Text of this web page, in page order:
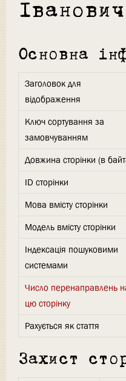
Основна
Заголовок для
відображення
Ключ сортування за
замовчуванням
Довжина сторінки (в
ID сторінки
Мова вмісту сторінки
Модель вмісту сторінки
Індексація пошуковими
системами
Число перенаправлень
цю сторінку
Рахується як стаття
Захист